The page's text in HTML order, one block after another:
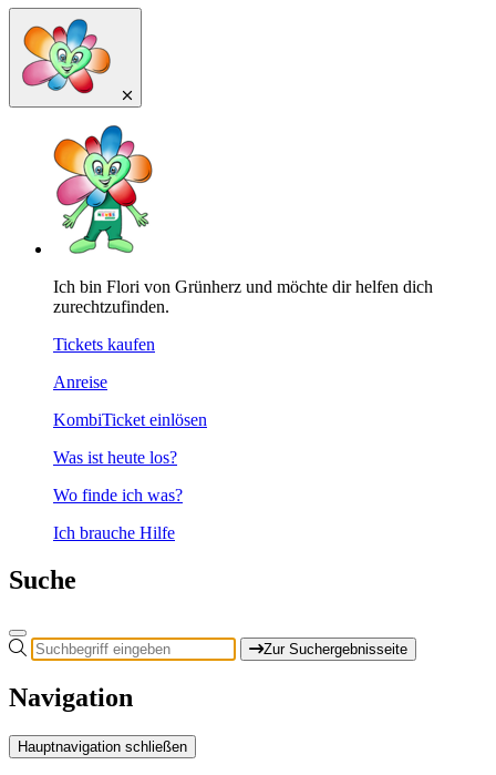
Ich bin Flori von Grünherz und möchte dir helfen dich
zurechtzufinden.
Tickets kaufen
Anreise
KombiTicket einlösen
Was ist heute los?
Wo finde ich was?
Ich brauche Hilfe
Suche
Zur Suchergebnisseite
Navigation
Hauptnavigation schließen